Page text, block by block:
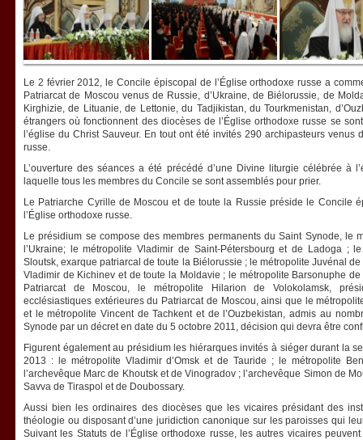
Le 2 février 2012, le Concile épiscopal de l’Église orthodoxe russe a
Patriarcat de Moscou venus de Russie, d’Ukraine, de Biélorussie, de
Kirghizie, de Lituanie, de Lettonie, du Tadjikistan, du Tourkmenistan,
étrangers où fonctionnent des diocèses de l’Église orthodoxe russe se
l’église du Christ Sauveur. En tout ont été invités 290 archipasteurs venus
russe.
L’ouverture des séances a été précédé d’une Divine liturgie célébrée à
laquelle tous les membres du Concile se sont assemblés pour prier.
Le Patriarche Cyrille de Moscou et de toute la Russie préside le Concile
l’Église orthodoxe russe.
Le présidium se compose des membres permanents du Saint Synode, le
l’Ukraine; le métropolite Vladimir de Saint-Pétersbourg et de Ladoga ;
Sloutsk, exarque patriarcal de toute la Biélorussie ; le métropolite Juvénal
Vladimir de Kichinev et de toute la Moldavie ; le métropolite Barsonuphe
Patriarcat de Moscou, le métropolite Hilarion de Volokolamsk,
ecclésiastiques extérieures du Patriarcat de Moscou, ainsi que le
et le métropolite Vincent de Tachkent et de l’Ouzbekistan, admis au
Synode par un décret en date du 5 octobre 2011, décision qui devra être
Figurent également au présidium les hiérarques invités à siéger durant la
2013 : le métropolite Vladimir d’Omsk et de Tauride ; le métropolite
l’archevêque Marc de Khoutsk et de Vinogradov ; l’archevêque Simon de
Savva de Tiraspol et de Doubossary.
Aussi bien les ordinaires des diocèses que les vicaires présidant des
théologie ou disposant d’une juridiction canonique sur les paroisses qui
Suivant les Statuts de l’Église orthodoxe russe, les autres vicaires